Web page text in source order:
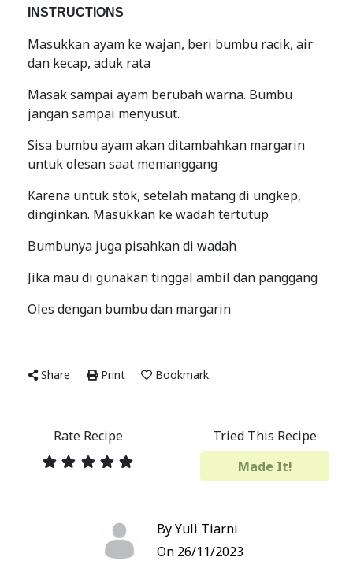
INSTRUCTIONS
Masukkan ayam ke wajan, beri bumbu racik, air
dan kecap, aduk rata
Masak sampai ayam berubah warna. Bumbu
jangan sampai menyusut.
Sisa bumbu ayam akan ditambahkan margarin
untuk olesan saat memanggang
Karena untuk stok, setelah matang di ungkep,
dinginkan. Masukkan ke wadah tertutup
Bumbunya juga pisahkan di wadah
Jika mau di gunakan tinggal ambil dan panggang
Oles dengan bumbu dan margarin
Share Print Bookmark
Rate Recipe
Tried This Recipe
Made It!
By Yuli Tiarni
On 26/11/2023